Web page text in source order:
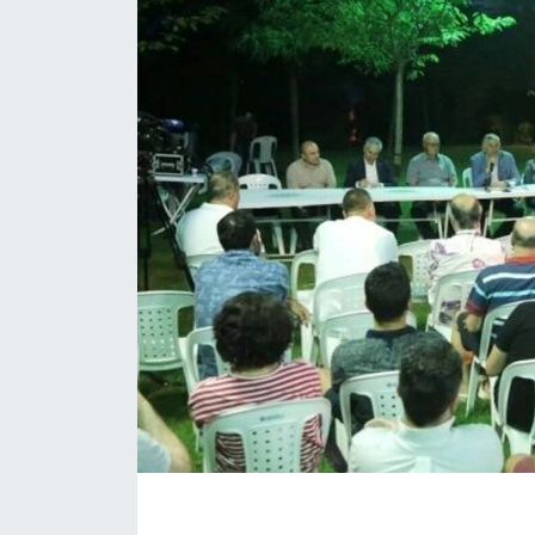
KÖŞE YAZILARI
KÜLTÜR SANAT
MAGAZİN
RÖPORTAJ
SAĞLIK
SARIYER HABERLERİ
SARIYER İMAR BARIŞI